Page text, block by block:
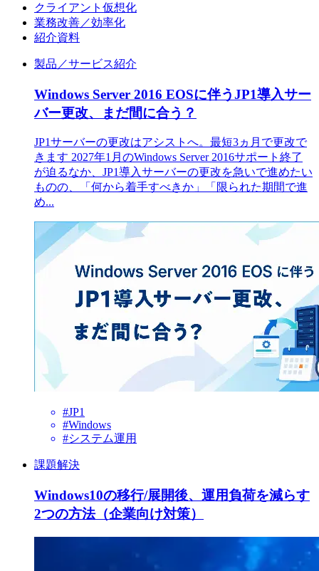
クライアント仮想化
業務改善／効率化
紹介資料
製品／サービス紹介
Windows Server 2016 EOSに伴うJP1導入サー
バー更改、まだ間に合う？
JP1サーバーの更改はアシストへ。最短3ヵ月で更改で
きます 2027年1月のWindows Server 2016サポート終了
が迫るなか、JP1導入サーバーの更改を急いで進めたい
ものの、「何から着手すべきか」「限られた期間で進
め...
#JP1
#Windows
#システム運用
課題解決
Windows10の移行/展開後、運用負荷を減らす
2つの方法（企業向け対策）